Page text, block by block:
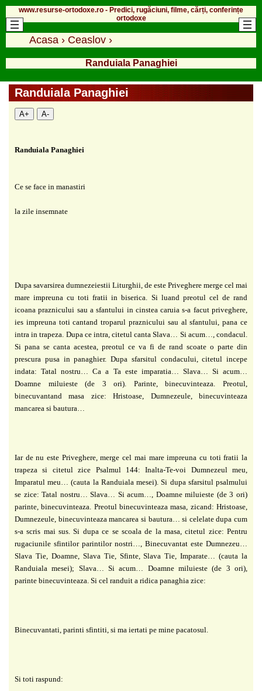
www.resurse-ortodoxe.ro - Predici, rugăciuni, filme, cărți, conferințe
ortodoxe
Acasa › Ceaslov ›
Randuiala Panaghiei
Randuiala Panaghiei
A+ A-
Randuiala Panaghiei
Ce se face in manastiri
la zile insemnate
Dupa savarsirea dumnezeiestii Liturghii, de este Priveghere merge cel mai
mare impreuna cu toti fratii in biserica. Si luand preotul cel de rand
icoana praznicului sau a sfantului in cinstea caruia s-a facut priveghere,
ies impreuna toti cantand troparul praznicului sau al sfantului, pana ce
intra in trapeza. Dupa ce intra, citetul canta Slava… Si acum…, condacul.
Si pana se canta acestea, preotul ce va fi de rand scoate o parte din
prescura pusa in panaghier. Dupa sfarsitul condacului, citetul incepe
indata: Tatal nostru… Ca a Ta este imparatia… Slava… Si acum…
Doamne miluieste (de 3 ori). Parinte, binecuvinteaza. Preotul,
binecuvantand masa zice: Hristoase, Dumnezeule, binecuvinteaza
mancarea si bautura…
Iar de nu este Priveghere, merge cel mai mare impreuna cu toti fratii la
trapeza si citetul zice Psalmul 144: Inalta-Te-voi Dumnezeul meu,
Imparatul meu… (cauta la Randuiala mesei). Si dupa sfarsitul psalmului
se zice: Tatal nostru… Slava… Si acum…, Doamne miluieste (de 3 ori)
parinte, binecuvinteaza. Preotul binecuvinteaza masa, zicand: Hristoase,
Dumnezeule, binecuvinteaza mancarea si bautura… si celelate dupa cum
s-a scris mai sus. Si dupa ce se scoala de la masa, citetul zice: Pentru
rugaciunile sfintilor parintilor nostri…, Binecuvantat este Dumnezeu…
Slava Tie, Doamne, Slava Tie, Sfinte, Slava Tie, Imparate… (cauta la
Randuiala mesei); Slava… Si acum… Doamne miluieste (de 3 ori),
parinte binecuvinteaza. Si cel randuit a ridica panaghia zice:
Binecuvantati, parinti sfintiti, si ma iertati pe mine pacatosul.
Si toti raspund: